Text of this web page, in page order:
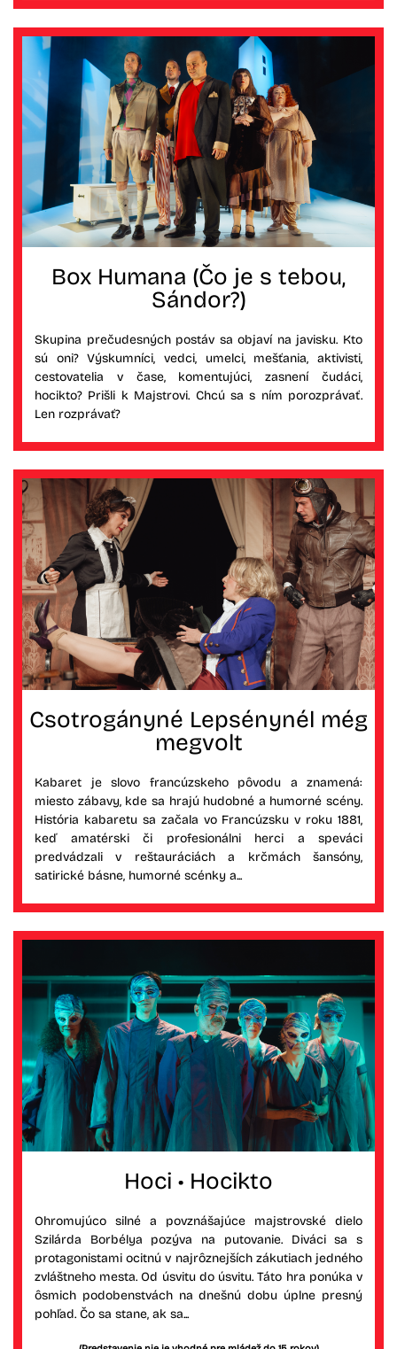
Box Humana (Čo je s tebou,
Sándor?)
Skupina prečudesných postáv sa objaví na javisku. Kto
sú oni? Výskumníci, vedci, umelci, mešťania, aktivisti,
cestovatelia v čase, komentujúci, zasnení čudáci,
hocikto? Prišli k Majstrovi. Chcú sa s ním porozprávať.
Len rozprávať?
Csotrogányné Lepsénynél még
megvolt
Kabaret je slovo francúzskeho pôvodu a znamená:
miesto zábavy, kde sa hrajú hudobné a humorné scény.
História kabaretu sa začala vo Francúzsku v roku 1881,
keď amatérski či profesionálni herci a speváci
predvádzali v reštauráciách a krčmách šansóny,
satirické básne, humorné scénky a...
Hoci • Hocikto
Ohromujúco silné a povznášajúce majstrovské dielo
Szilárda Borbélya pozýva na putovanie. Diváci sa s
protagonistami ocitnú v najrôznejších zákutiach jedného
zvláštneho mesta. Od úsvitu do úsvitu. Táto hra ponúka v
ôsmich podobenstvách na dnešnú dobu úplne presný
pohľad. Čo sa stane, ak sa...